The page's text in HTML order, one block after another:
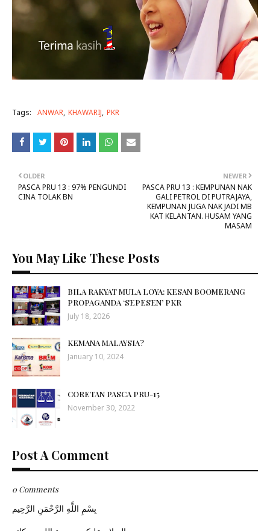
Tags: ANWAR KHAWARIJ PKR
NEWER
PASCA PRU 13 : KEMPUNAN NAK
GALI PETROL DI PUTRAJAYA,
KEMPUNAN JUGA NAK JADI MB
KAT KELANTAN. HUSAM YANG
MASAM
OLDER
PASCA PRU 13 : 97% PENGUNDI
CINA TOLAK BN
You May Like These Posts
BILA RAKYAT MULA LOYA: KESAN BOOMERANG
PROPAGANDA ‘SEPESEN’ PKR
July 18, 2026
KEMANA MALAYSIA?
January 10, 2024
CORETAN PASCA PRU-15
November 30, 2022
Post A Comment
0 Comments
بِسْمِ اللَّهِ الرَّحْمَنِ الرَّحِيم